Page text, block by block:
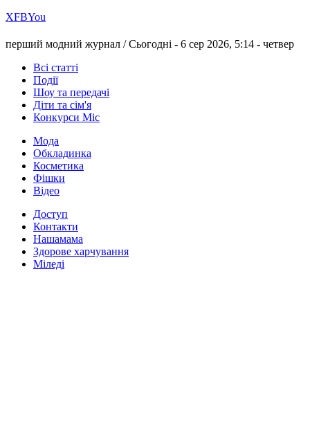
ХFBYou
перший модний журнал /Сьогодні - 6 сер 2026, 5:14 - четвер
Всі статті
Події
Шоу та передачі
Діти та сім'я
Конкурси Міс
Мода
Обкладинка
Косметика
Фішки
Відео
Доступ
Контакти
Нашамама
Здорове харчування
Міледі